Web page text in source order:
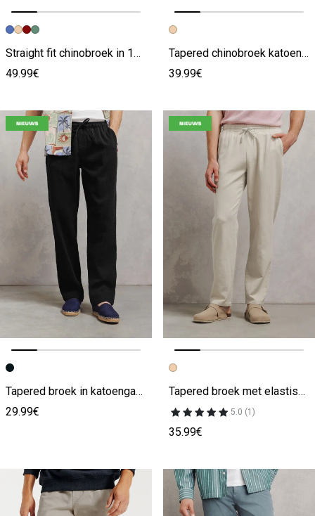
Vorige afbeelding
Volgende beeld
Straight fit chinobroek in 100% linnen
49.99€
Vorige afbeelding
Volgende beeld
Tapered chinobroek katoen linnen
39.99€
Vorige afbeelding
Volgende beeld
Tapered broek in katoengaas
29.99€
Vorige afbeelding
Volgende beeld
Tapered broek met elastische taille
5.0 (1)
35.99€